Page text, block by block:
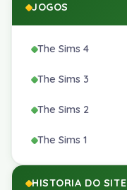
JOGOS
The Sims 4
The Sims 3
The Sims 2
The Sims 1
HISTORIA DO SITE